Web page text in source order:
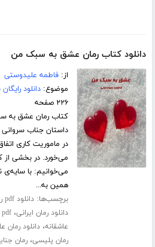
دانلود کتاب رمان عشق به سبک من
از:فاطمه علیدوستی
موضوع:دانلود
۲۲۶ صفحه
کتاب رمان عشق به
داستان جناب
در ماموریت کاری
می‌خورد. در بخشی
می‌خوانیم: با سایه‌ی
همین به...
برچسب‌ها:دانلود pdf رمان
دانلود رمان ایرانی،pdf عاشقانه
عاشقانه،دانلود رمان
رمان پلیسی،رمان